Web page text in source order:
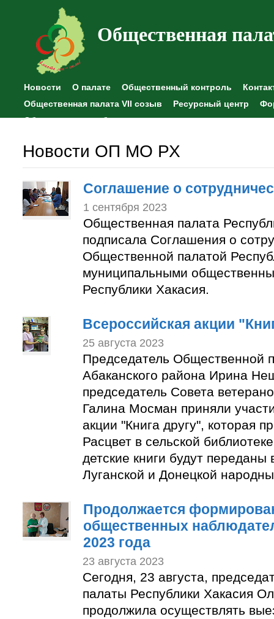
Общественная
Новости О палате Общественный контроль
Общественная палата VII созыв
Ресурсный центр
Общественные наблюдения
Новости ОП МО РХ
Соглашение о
1 сентября 2023
Общественная палата
подписала Соглашения о
Общественной палатой
муниципальными
Республики Хакасия.
Всероссийская акции
25 августа 2023
Председатель Общественной
Абаканского района Ирина
председатель Совета
Галина Мосман приняли
акции "Книга другу", которая
Расцвет в сельской
детские книги будут переданы
Луганской и Донецкой
Продолжается
общественных
2023 года
23 августа 2023
Сегодня, 23 августа,
палаты Республики Хакасия
продолжила осуществлять